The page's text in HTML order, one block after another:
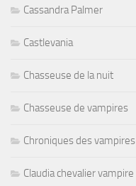
Cassandra Palmer
Castlevania
Chasseuse de la nuit
Chasseuse de vampires
Chroniques des vampires
Claudia chevalier vampire